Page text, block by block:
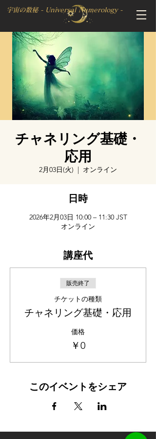
宇宙の数秘 - Universal Numerology -
チャネリング基礎・
応用
2月03日(火)
  |
オンライン
日時
2026年2月03日 10:00 – 11:30 JST
オンライン
講座代
販売終了
チケットの種類
チャネリング基礎・応用
価格
￥0
このイベントをシェア